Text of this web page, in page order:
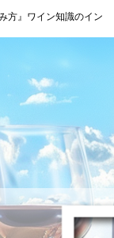
方』ワイン知識のイン